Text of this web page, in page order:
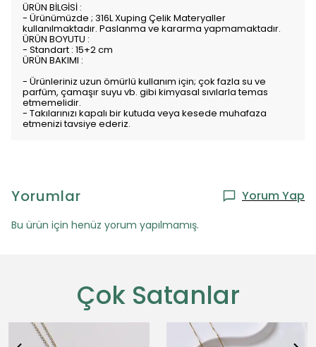
ÜRÜN BİLGİSİ :
- Ürünümüzde ; 316L Xuping Çelik Materyaller
kullanılmaktadır. Paslanma ve kararma yapmamaktadır.
ÜRÜN BOYUTU :
- Standart : 15+2 cm
ÜRÜN BAKIMI :
- Ürünleriniz uzun ömürlü kullanım için; çok fazla su ve
parfüm, çamaşır suyu vb. gibi kimyasal sıvılarla temas
etmemelidir.
- Takılarınızı kapalı bir kutuda veya kesede muhafaza
etmenizi tavsiye ederiz.
Yorumlar Yorum Yap
Bu ürün için henüz yorum yapılmamış.
Çok Satanlar